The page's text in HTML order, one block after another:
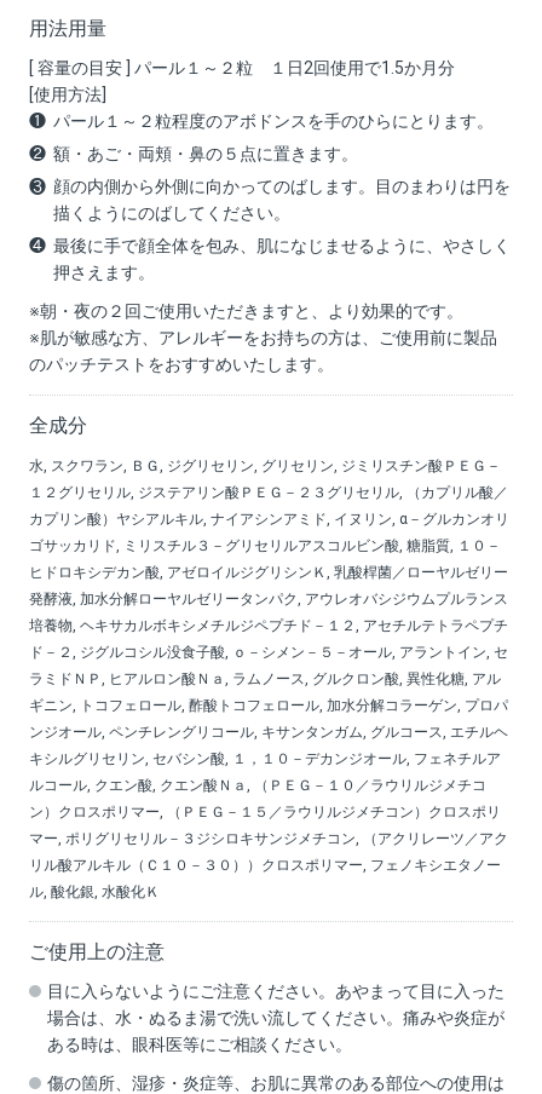
用法用量
[ 容量の目安 ] パール１～２粒 １日2回使用で1.5か月分
[使用方法]
パール１～２粒程度のアボドンスを手のひらにとります。
額・あご・両頬・鼻の５点に置きます。
顔の内側から外側に向かってのばします。目のまわりは円を
描くようにのばしてください。
最後に手で顔全体を包み、肌になじませるように、やさしく
押さえます。
※朝・夜の２回ご使用いただきますと、より効果的です。
※肌が敏感な方、アレルギーをお持ちの方は、ご使用前に製品
のパッチテストをおすすめいたします。
全成分
水, スクワラン, ＢＧ, ジグリセリン, グリセリン, ジミリスチン酸ＰＥＧ－
１２グリセリル, ジステアリン酸ＰＥＧ－２３グリセリル, （カプリル酸／
カプリン酸）ヤシアルキル, ナイアシンアミド, イヌリン, α－グルカンオリ
ゴサッカリド, ミリスチル３－グリセリルアスコルビン酸, 糖脂質, １０－
ヒドロキシデカン酸, アゼロイルジグリシンＫ, 乳酸桿菌／ローヤルゼリー
発酵液, 加水分解ローヤルゼリータンパク, アウレオバシジウムプルランス
培養物, ヘキサカルボキシメチルジペプチド－１２, アセチルテトラペプチ
ド－２, ジグルコシル没食子酸, ｏ－シメン－５－オール, アラントイン, セ
ラミドＮＰ, ヒアルロン酸Ｎａ, ラムノース, グルクロン酸, 異性化糖, アル
ギニン, トコフェロール, 酢酸トコフェロール, 加水分解コラーゲン, プロパ
ンジオール, ペンチレングリコール, キサンタンガム, グルコース, エチルヘ
キシルグリセリン, セバシン酸, １，１０－デカンジオール, フェネチルア
ルコール, クエン酸, クエン酸Ｎａ, （ＰＥＧ－１０／ラウリルジメチコ
ン）クロスポリマー, （ＰＥＧ－１５／ラウリルジメチコン）クロスポリ
マー, ポリグリセリル－３ジシロキサンジメチコン, （アクリレーツ／アク
リル酸アルキル（Ｃ１０－３０））クロスポリマー, フェノキシエタノー
ル, 酸化銀, 水酸化Ｋ
ご使用上の注意
目に入らないようにご注意ください。あやまって目に入った
場合は、水・ぬるま湯で洗い流してください。痛みや炎症が
ある時は、眼科医等にご相談ください。
傷の箇所、湿疹・炎症等、お肌に異常のある部位への使用は